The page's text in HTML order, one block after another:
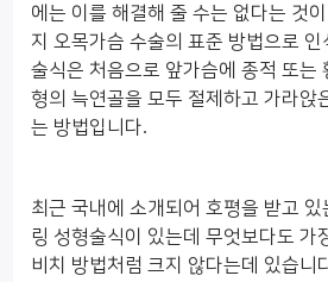
에는 이를 해결해 줄 수는 없다는 것
지 오목가슴 수술의 표준 방법으로
술식은 처음으로 앞가슴에 종적 또는
형의 늑연골을 모두 절제하고 가라앉
는 방법입니다.
최근 국내에 소개되어 호평을 받고
링 성형술식이 있는데 무엇보다도 가
비치 방법처럼 크지 않다는데 있습니